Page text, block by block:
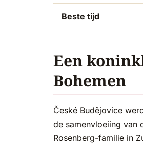
Beste tijd
Een
Bohemen
České Budějovice
de samenvloeiing van
Rosenberg-familie in